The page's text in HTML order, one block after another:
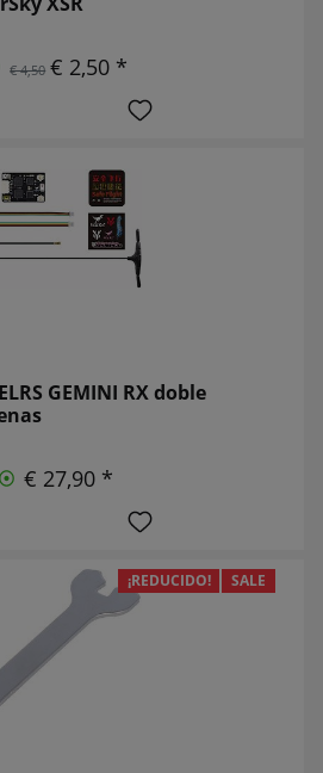
€ 4,50 € 2,50 *
GEMINI RX doble
€ 27,90 *
¡REDUCIDO! SALE